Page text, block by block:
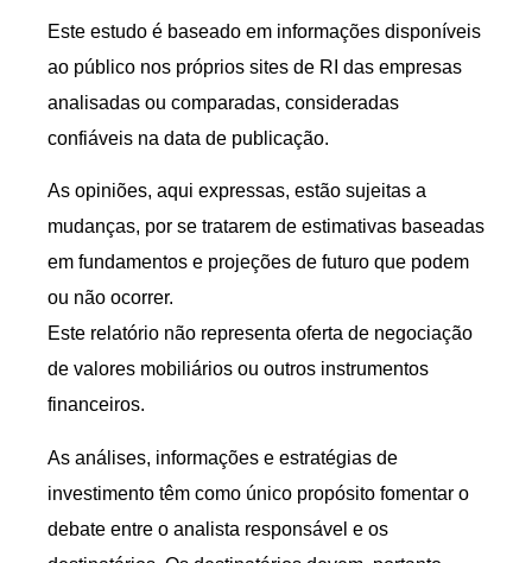
Este estudo é baseado em informações disponíveis
ao público nos próprios sites de RI das empresas
analisadas ou comparadas, consideradas
confiáveis na data de publicação.
As opiniões, aqui expressas, estão sujeitas a
mudanças, por se tratarem de estimativas baseadas
em fundamentos e projeções de futuro que podem
ou não ocorrer.
Este relatório não representa oferta de negociação
de valores mobiliários ou outros instrumentos
financeiros.
As análises, informações e estratégias de
investimento têm como único propósito fomentar o
debate entre o analista responsável e os